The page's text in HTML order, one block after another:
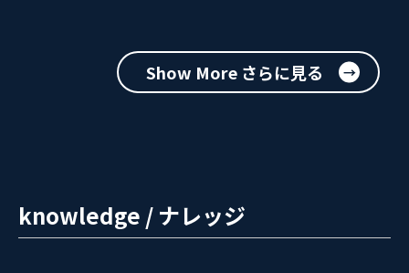
Show More さらに見る
knowledge / ナレッジ